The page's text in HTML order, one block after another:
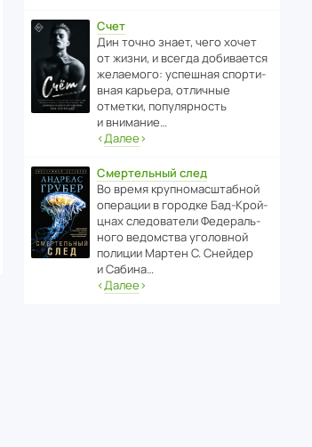
Счет
Дин точно знает, чего хочет
от жизни, и всегда доби­ва­ется
жела­е­мого: успе­шная спор­ти­
вная карьера, отли­чные
отметки, попу­ля­р­ность
и внимание…
‹Далее›
Смертельный след
Во время круп­но­мас­ш­та­бной
операции в городке Бад‑Крой­
цнах следо­ва­тели Феде­раль­
ного ведомства уголо­вной
полиции Мартен С. Снейдер
и Сабина…
‹Далее›